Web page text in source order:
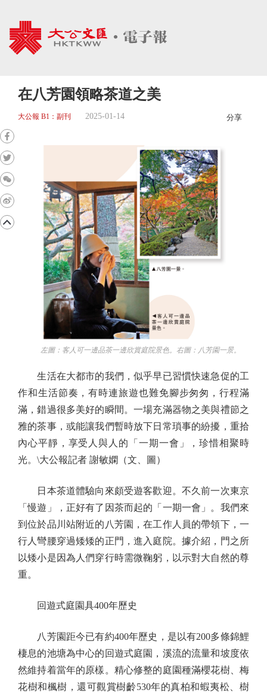
在八芳園領略茶道之美
大公報 B1：副刊 2025-01-14 分享
左圖：客人可一邊品茶一邊欣賞庭院景色。右圖：八芳園一景。
生活在大都市的我們，似乎早已習慣快速急促的工
作和生活節奏，有時連旅遊也難免腳步匆匆，行程滿
滿，錯過很多美好的瞬間。一場充滿器物之美與禮節之
雅的茶事，或能讓我們暫時放下日常瑣事的紛擾，重拾
內心平靜，享受人與人的「一期一會」，珍惜相聚時
光。\大公報記者 謝敏嫻（文、圖）
日本茶道體驗向來頗受遊客歡迎。不久前一次東京
「慢遊」，正好有了因茶而起的「一期一會」。我們來
到位於品川站附近的八芳園，在工作人員的帶領下，一
行人彎腰穿過矮矮的正門，進入庭院。據介紹，門之所
以矮小是因為人們穿行時需微鞠躬，以示對大自然的尊
重。
回遊式庭園具400年歷史
八芳園距今已有約400年歷史，是以有200多條錦鯉
棲息的池塘為中心的回遊式庭園，溪流的流量和坡度依
然維持着當年的原樣。精心修整的庭園種滿櫻花樹、梅
花樹和楓樹，還可觀賞樹齡530年的真柏和蝦夷松、樹